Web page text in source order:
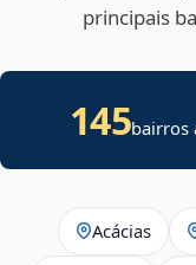
principais
145bairros
Acácias